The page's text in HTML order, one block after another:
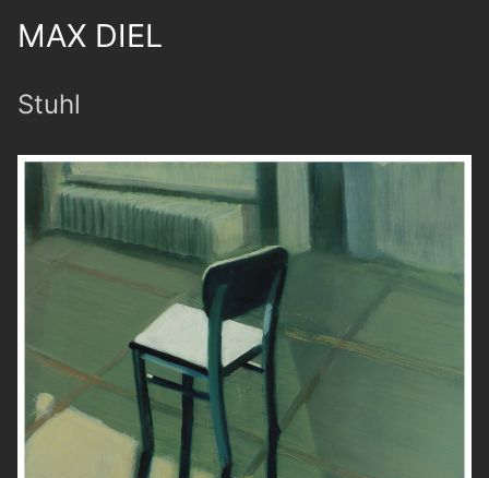
MAX DIEL
Stuhl